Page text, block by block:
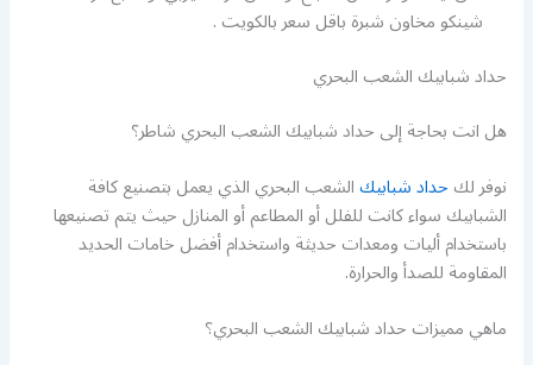
شينكو مخاون شبرة باقل سعر بالكويت .
حداد شبابيك الشعب البحري
هل انت بحاجة إلى حداد شبابيك الشعب البحري شاطر؟
نوفر لكحداد شبابيكالشعب البحري الذي يعمل بتصنيع كافة
الشبابيك سواء كانت للفلل أو المطاعم أو المنازل حيث يتم تصنيعها
باستخدام أليات ومعدات حديثة واستخدام أفضل خامات الحديد
المقاومة للصدأ والحرارة.
ماهي مميزات حداد شبابيك الشعب البحري؟